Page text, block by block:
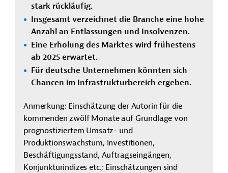
stark rückläufig.
Insgesamt verzeichnet die Branche eine hohe
Anzahl an Entlassungen und Insolvenzen.
Eine Erholung des Marktes wird frühestens
ab 2025 erwartet.
Für deutsche Unternehmen könnten sich
Chancen im Infrastrukturbereich ergeben.
Anmerkung: Einschätzung der Autorin für die
kommenden zwölf Monate auf Grundlage von
prognostiziertem Umsatz- und
Produktionswachstum, Investitionen,
Beschäftigungsstand, Auftragseingängen,
Konjunkturindizes etc.; Einschätzungen sind